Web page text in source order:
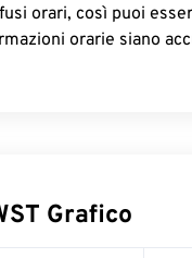
orari, così puoi
orarie siano
Grafico